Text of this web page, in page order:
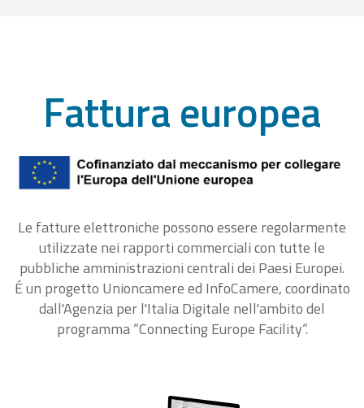
Fattura europea
Le fatture elettroniche possono essere regolarmente
utilizzate nei rapporti commerciali con tutte le
pubbliche amministrazioni centrali dei Paesi Europei.
É un progetto Unioncamere ed InfoCamere, coordinato
dall'Agenzia per l'Italia Digitale nell'ambito del
programma “Connecting Europe Facility“.